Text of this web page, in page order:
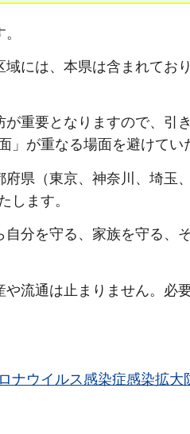
には、本県は含まれてお
重要となりますので、引
」が重なる場面を避けてい
県（東京、神奈川、埼玉
します。
分を守る、家族を守る、
流通は止まりません。必
ナウイルス感染症感染拡